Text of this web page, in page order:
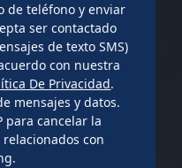
de teléfono y enviar
ser contactado
de texto SMS)
con nuestra
De Privacidad.
mensajes y datos.
para cancelar la
con